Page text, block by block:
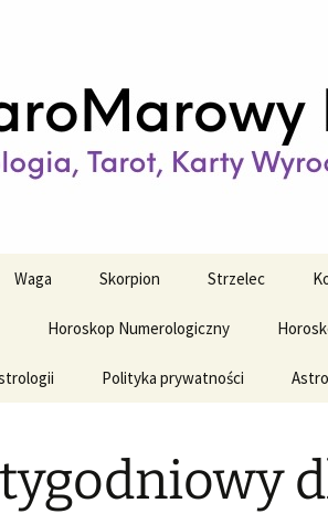
Waga Skorpion Strzelec
Horoskop Numerologiczny
Polityka prywatności